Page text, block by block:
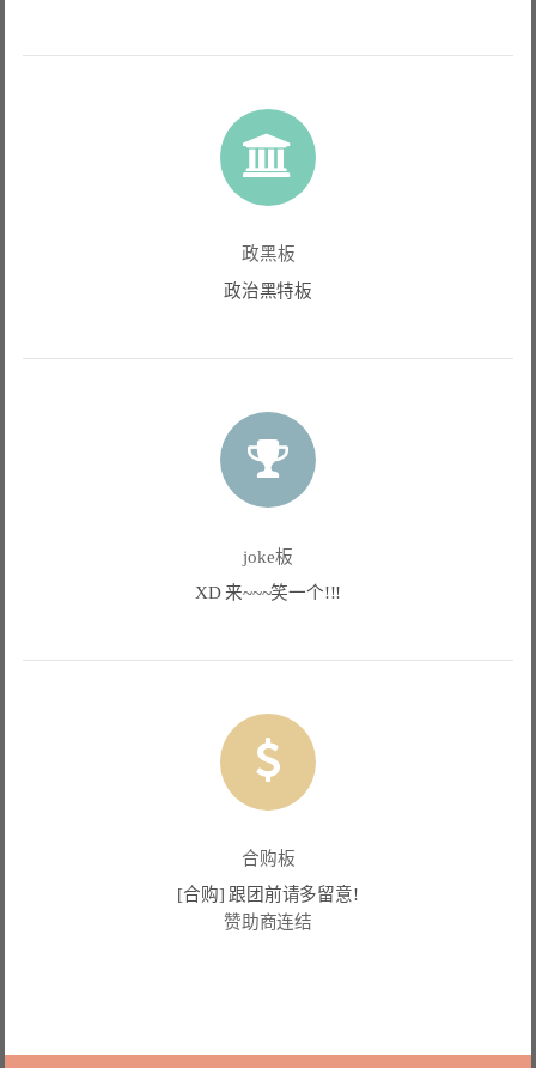
政黑板
政治黑特板
joke板
XD 来~~~笑一个!!!
合购板
[合购] 跟团前请多留意!
赞助商连结